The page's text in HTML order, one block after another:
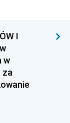
I
w
za